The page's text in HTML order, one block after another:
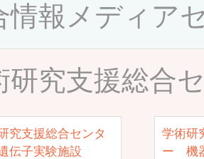
情報メディア
研究支援総合
究支援総合センタ
伝子実験施設
学術研
ー 機